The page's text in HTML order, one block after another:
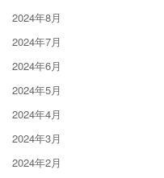
2024年8月
2024年7月
2024年6月
2024年5月
2024年4月
2024年3月
2024年2月